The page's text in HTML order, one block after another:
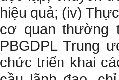
hiệu quả; (iv)
cơ quan thường
PBGDPL Trung
chức triển khai